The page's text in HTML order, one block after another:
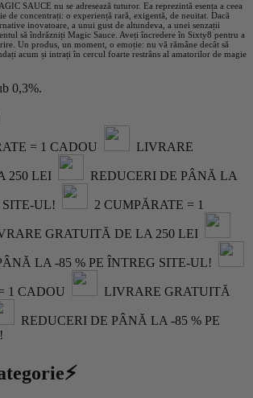
SAUCE nu se adresează tuturor. Ea reprezintă esența a ceea
de concentrați: o experiență rară, exigentă, de neuitat. Dacă
inovatoare, a unui gust de altundeva, a unei senzații
să îndrăzniți Magic Sauce. Aveți încredere în Sixty8 pentru a
Un produs, un moment, o emoție: nu vă rămâne decât să
acum și intrați în cercul foarte restrâns al amatorilor de magie
0,3%.
= 1 CADOU LIVRARE
250 LEI REDUCERI DE PÂNĂ LA
SITE-UL! 2 CUMPĂRATE = 1
GRATUITĂ DE LA 250 LEI
LA -85 % PE ÎNTREG SITE-UL!
1 CADOU LIVRARE GRATUITĂ
REDUCERI DE PÂNĂ LA -85 % PE